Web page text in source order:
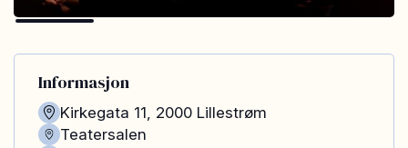
Informasjon
Kirkegata 11, 2000 Lillestrøm
Teatersalen